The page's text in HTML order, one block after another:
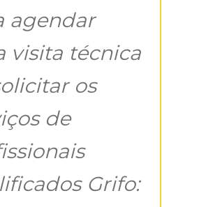
agendar
visita técnica
os
de
Grifo: